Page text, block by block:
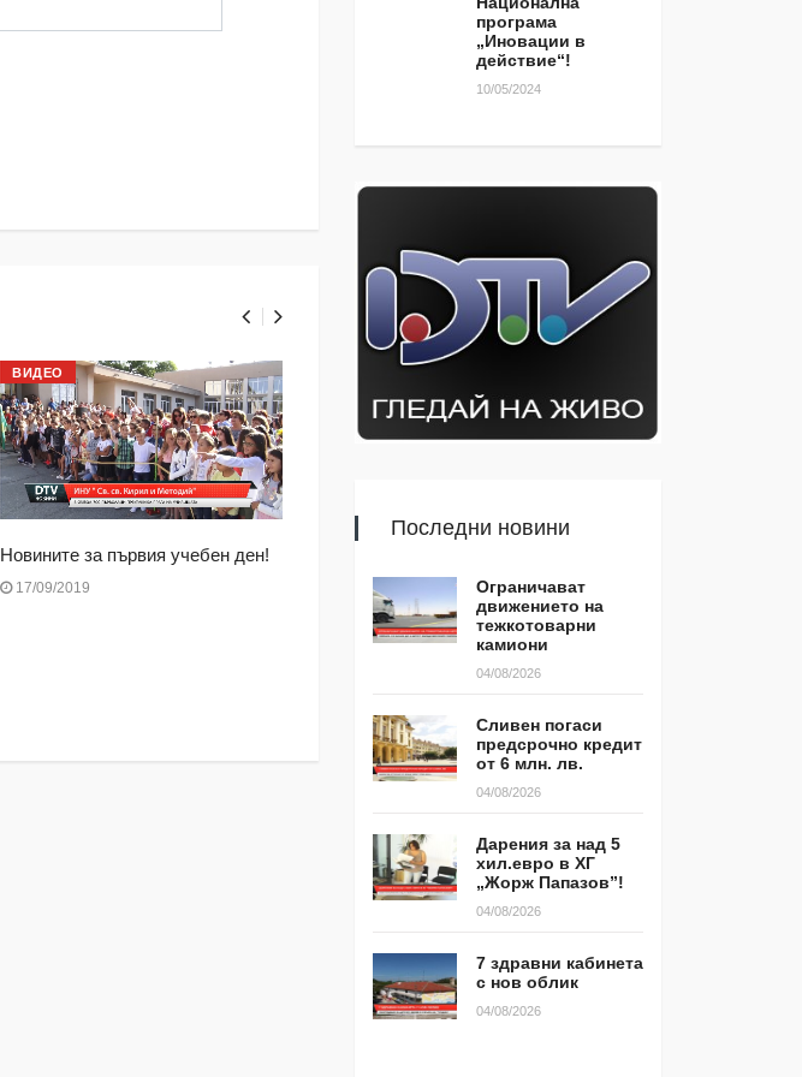
ВИДЕО
Новините за първия учебен ден!
17/09/2019
квартал КОС контейнерите са
прeпълнени!
21/10/2019
програма
„Иновации в
действие“!
10/05/2024
Последни новини
Ограничават
движението на
тежкотоварни
камиони
04/08/2026
Сливен погаси
предсрочно кредит
от 6 млн. лв.
04/08/2026
Дарения за над 5
хил.евро в ХГ
„Жорж Папазов”!
04/08/2026
7 здравни кабинета
с нов облик
04/08/2026